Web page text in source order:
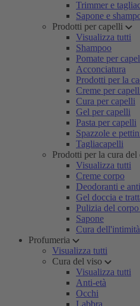
Trimmer e
Sapone e
Prodotti per capelli
Visualizza tutti
Shampoo
Pomate per
Acconciatura
Prodotti per la
Creme per
Cura per capelli
Gel per capelli
Pasta per capelli
Spazzole e
Tagliacapelli
Prodotti per la cura del
Visualizza tutti
Creme corpo
Deodoranti e
Gel doccia e
Pulizia del
Sapone
Cura dell'intimità
Profumeria
Visualizza tutti
Cura del viso
Visualizza tutti
Anti-età
Occhi
Labbra